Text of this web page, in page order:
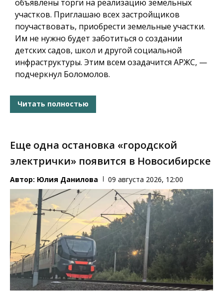
объявлены торги на реализацию земельных
участков. Приглашаю всех застройщиков
поучаствовать, приобрести земельные участки.
Им не нужно будет заботиться о создании
детских садов, школ и другой социальной
инфраструктуры. Этим всем озадачится АРЖС, —
подчеркнул Боломолов.
Читать полностью
Еще одна остановка «городской
электрички» появится в Новосибирске
Автор: Юлия Данилова 09 августа 2026, 12:00